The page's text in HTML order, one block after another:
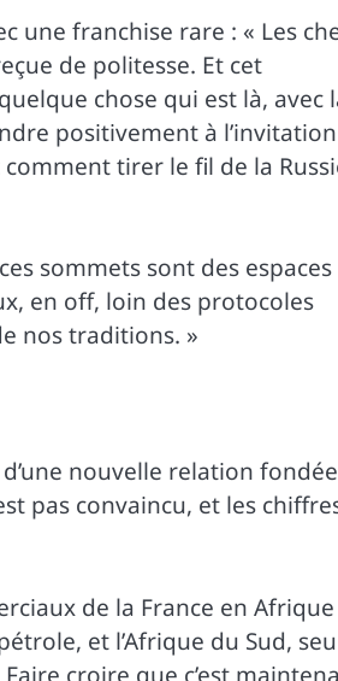
une franchise rare : « Les
de politesse. Et cet
chose qui est là, avec
positivement à l’invitation
tirer le fil de la
sommets sont des espaces
en off, loin des protocoles
nos traditions. »
nouvelle relation fondée
pas convaincu, et les
de la France en Afrique
et l’Afrique du Sud,